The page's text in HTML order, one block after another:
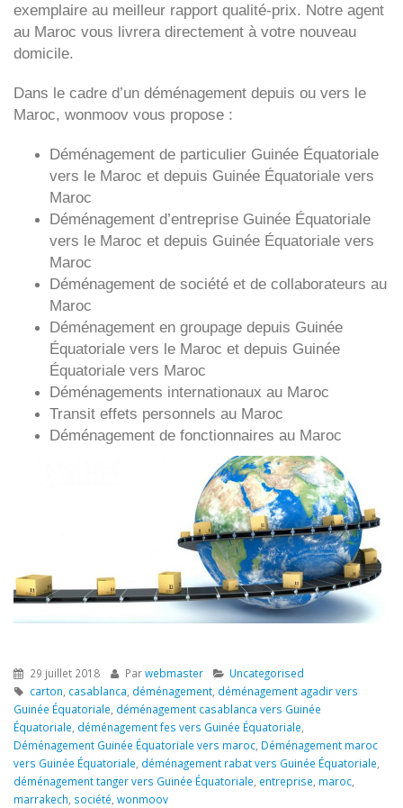
exemplaire au meilleur rapport qualité-prix. Notre agent
au Maroc vous livrera directement à votre nouveau
domicile.
Dans le cadre d’un déménagement depuis ou vers le
Maroc, wonmoov vous propose :
Déménagement de particulier Guinée Équatoriale
vers le Maroc et depuis Guinée Équatoriale vers
Maroc
Déménagement d’entreprise Guinée Équatoriale
vers le Maroc et depuis Guinée Équatoriale vers
Maroc
Déménagement de société et de collaborateurs au
Maroc
Déménagement en groupage depuis Guinée
Équatoriale vers le Maroc et depuis Guinée
Équatoriale vers Maroc
Déménagements internationaux au Maroc
Transit effets personnels au Maroc
Déménagement de fonctionnaires au Maroc
29 juillet 2018 Parwebmaster
Uncategorised
carton, casablanca, déménagement, déménagement agadir vers
Guinée Équatoriale, déménagement casablanca vers Guinée
Équatoriale, déménagement fes vers Guinée Équatoriale,
Déménagement Guinée Équatoriale vers maroc, Déménagement maroc
vers Guinée Équatoriale, déménagement rabat vers Guinée Équatoriale,
déménagement tanger vers Guinée Équatoriale, entreprise, maroc,
marrakech, société, wonmoov